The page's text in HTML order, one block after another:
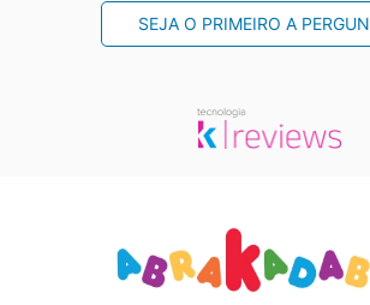
SEJA O PRIMEIRO A